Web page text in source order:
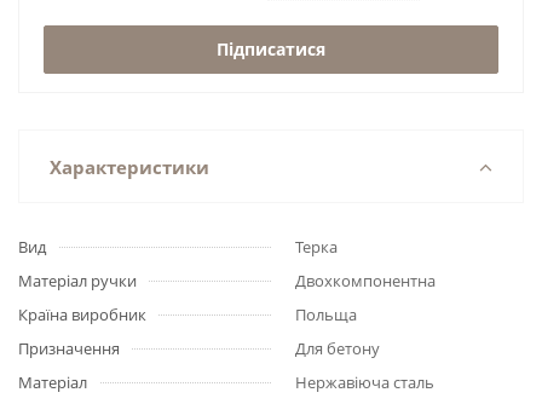
Підписатися
Характеристики
Вид
Терка
Матеріал ручки
Двохкомпонентна
Країна виробник
Польща
Призначення
Для бетону
Матеріал
Нержавіюча сталь